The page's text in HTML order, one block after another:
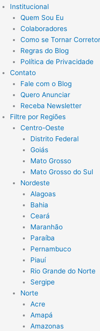
Institucional
Quem Sou Eu
Colaboradores
Como se Tornar Corretor
Regras do Blog
Política de Privacidade
Contato
Fale com o Blog
Quero Anunciar
Receba Newsletter
Filtre por Regiões
Centro-Oeste
Distrito Federal
Goiás
Mato Grosso
Mato Grosso do Sul
Nordeste
Alagoas
Bahia
Ceará
Maranhão
Paraíba
Pernambuco
Piauí
Rio Grande do Norte
Sergipe
Norte
Acre
Amapá
Amazonas